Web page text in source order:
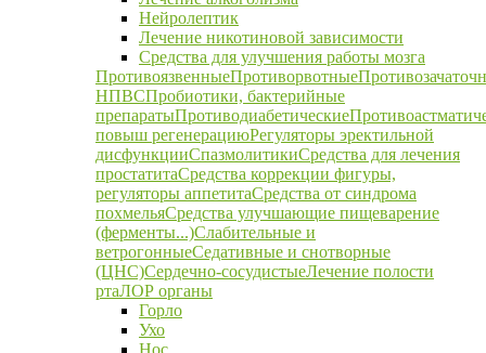
Нейролептик
Лечение никотиновой зависимости
Средства для улучшения работы мозга
ПротивоязвенныеПротиворвотные
НПВСПробиотики, бактерийные
препаратыПротиводиабетические
повыш регенерациюРегуляторы эректильной
дисфункцииСпазмолитикиСредства для лечения
простатитаСредства коррекции фигуры,
регуляторы аппетитаСредства от синдрома
похмельяСредства улучшающие пищеварение
(ферменты...)Слабительные и
ветрогонныеСедативные и снотворные
(ЦНС)Сердечно-сосудистыеЛечение полости
ртаЛОР органы
Горло
Ухо